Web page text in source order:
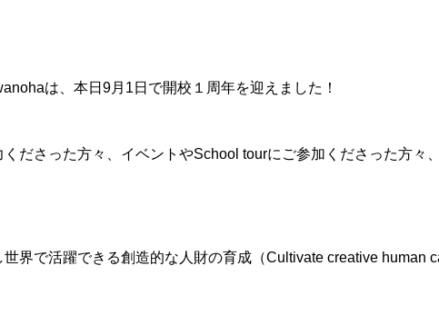
は、本日9月1日で開校１周年を迎えました！
ださった方々、イベントやSchool tourにご参加くださった方々
界で活躍できる創造的な人財の育成（Cultivate creative human